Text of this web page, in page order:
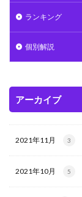
ランキング
個別解説
アーカイブ
2021年11月 3
2021年10月 5